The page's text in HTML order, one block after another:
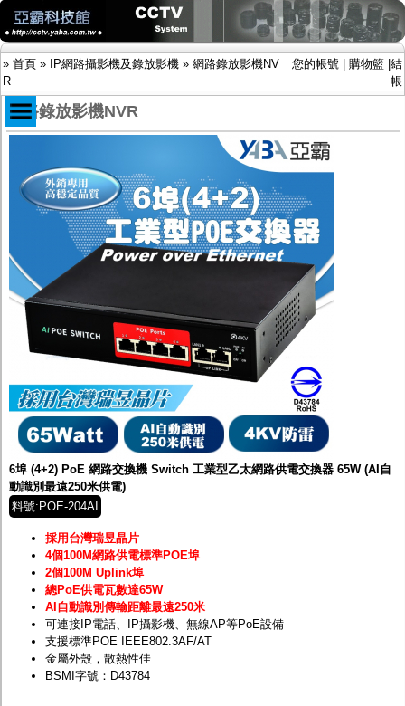
» 首頁 » IP網路攝影機及錄放影機 » 網路錄放影機NV
R
您的帳號 購物籃 結
帳
限時促銷特惠專案
IP網路攝影機及錄放影機
-IP網路攝影機
網路錄放影機NVR
AHD DVR數位錄放影機
AHD半球型(適用屋內)
AHD中小型紅外線攝影機(適用騎樓、室內外)
AHD防護罩型攝影機(適用屋外，紅外線照射
距離遠）
AHD特殊功能型攝影機
旋轉型攝影機.旋轉台
傳統高解析攝影機
投光設備
防護罩及支架
多路攝影機單軸傳輸
監聽器.麥克風
網路設備
視訊轉換設備
雙絞線傳輸器
雜訊改善器
分配放大器
網路線用水晶頭
網路線
懶人線.同軸線.花線
線頭.插座.延長線.HDMI線
集線盒.防水盒.配線盒
變壓器.避雷器
轉接頭
偽裝嚇阻假監視器. 警示防盜貼紙
網路錄放影機NVR
6埠 (4+2) PoE 網路交換機 Switch 工業型乙太網路供電交換器 65W (AI自
動識別最遠250米供電)
料號:POE-204AI
採用台灣瑞昱晶片
4個100M網路供電標準POE埠
2個100M Uplink埠
總PoE供電瓦數達65W
AI自動識別傳輸距離最遠250米
可連接IP電話、IP攝影機、無線AP等PoE設備
支援標準POE IEEE802.3AF/AT
金屬外殼，散熱性佳
BSMI字號：D43784